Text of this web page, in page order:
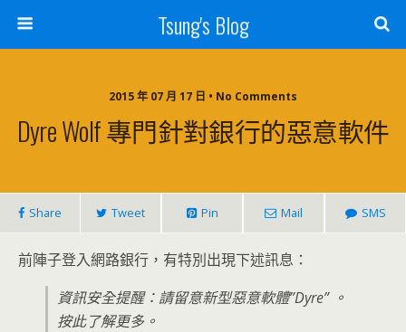
Tsung's Blog
2015 年 07 月 17 日 • No Comments
Dyre Wolf 專門針對銀行的惡意軟件
Share Tweet Pin Mail SMS
前陣子登入網路銀行，有特別出現下述訊息：
資訊安全提醒：請留意新型惡意軟體”Dyre” 。
按此了解更多。